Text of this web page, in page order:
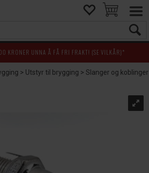
KRONER UNNA Å FÅ FRI FRAKT! (SE VILKÅR)*
>Utstyr til brygging>Slanger og koblinger